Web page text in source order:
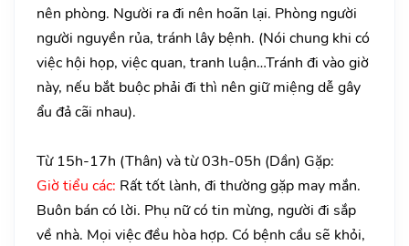
nên phòng. Người ra đi nên hoãn lại. Phòng người
người nguyền rủa, tránh lây bệnh. (Nói chung khi có
việc hội họp, việc quan, tranh luận…Tránh đi vào giờ
này, nếu bắt buộc phải đi thì nên giữ miệng dễ gây
ẩu đả cãi nhau).
Từ 15h-17h (Thân) và từ 03h-05h (Dần) Gặp:
Giờ tiểu các: Rất tốt lành, đi thường gặp may mắn.
Buôn bán có lời. Phụ nữ có tin mừng, người đi sắp
về nhà. Mọi việc đều hòa hợp. Có bệnh cầu sẽ khỏi,